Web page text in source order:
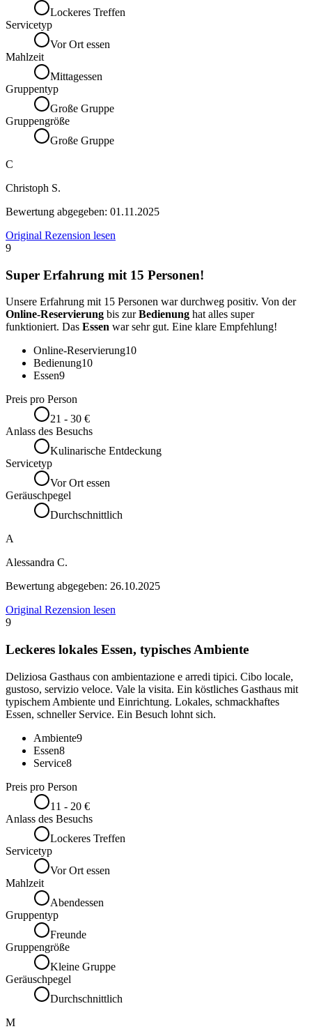
Lockeres Treffen
Servicetyp
Vor Ort essen
Mahlzeit
Mittagessen
Gruppentyp
Große Gruppe
Gruppengröße
Große Gruppe
C
Christoph S.
Bewertung abgegeben: 01.11.2025
Original Rezension lesen
9
Super Erfahrung mit 15 Personen!
Unsere Erfahrung mit 15 Personen war durchweg positiv. Von der
Online-Reservierung bis zurBedienung hat alles super
funktioniert. Das Essen war sehr gut. Eine klare Empfehlung!
Online-Reservierung10
Bedienung10
Essen9
Preis pro Person
21 - 30 €
Anlass des Besuchs
Kulinarische Entdeckung
Servicetyp
Vor Ort essen
Geräuschpegel
Durchschnittlich
A
Alessandra C.
Bewertung abgegeben: 26.10.2025
Original Rezension lesen
9
Leckeres lokales Essen, typisches Ambiente
Deliziosa Gasthaus con ambientazione e arredi tipici. Cibo locale,
gustoso, servizio veloce. Vale la visita. Ein köstliches Gasthaus mit
typischem Ambiente und Einrichtung. Lokales, schmackhaftes
Essen, schneller Service. Ein Besuch lohnt sich.
Ambiente9
Essen8
Service8
Preis pro Person
11 - 20 €
Anlass des Besuchs
Lockeres Treffen
Servicetyp
Vor Ort essen
Mahlzeit
Abendessen
Gruppentyp
Freunde
Gruppengröße
Kleine Gruppe
Geräuschpegel
Durchschnittlich
M